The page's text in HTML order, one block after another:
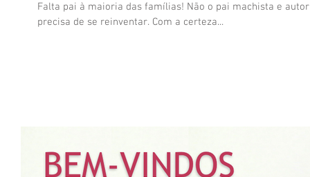
Falta pai à maioria das famílias! Não o pai machista e
precisa de se reinventar. Com a certeza...